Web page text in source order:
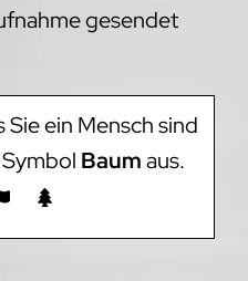
gesendet
Sie ein Mensch sind
Baumaus.